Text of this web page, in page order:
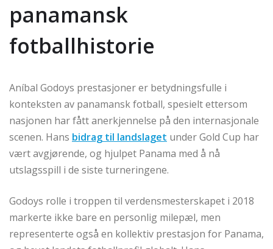
panamansk
fotballhistorie
Aníbal Godoys prestasjoner er betydningsfulle i
konteksten av panamansk fotball, spesielt ettersom
nasjonen har fått anerkjennelse på den internasjonale
scenen. Hans bidrag til landslaget under Gold Cup har
vært avgjørende, og hjulpet Panama med å nå
utslagsspill i de siste turneringene.
Godoys rolle i troppen til verdensmesterskapet i 2018
markerte ikke bare en personlig milepæl, men
representerte også en kollektiv prestasjon for Panama,